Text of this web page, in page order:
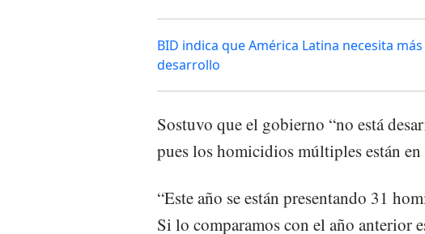
BID indica que América Latina necesita
desarrollo
Sostuvo que el gobierno “no está
pues los homicidios múltiples están en
“Este año se están presentando 31
Si lo comparamos con el año anterior